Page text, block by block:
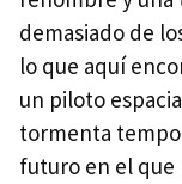
demasiado de
lo que aquí
un piloto
tormenta
futuro en el que